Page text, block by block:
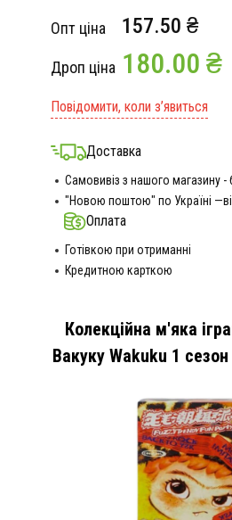
Опт ціна 157.50 ₴
Дроп ціна 180.00 ₴
Повідомити, коли з’явиться
Доставка
Самовивіз з нашого магазину -
"Новою поштою" по Україні
Оплата
Готівкою при отриманні
Кредитною карткою
Колекційна м'яка
Вакуку Wakuku 1